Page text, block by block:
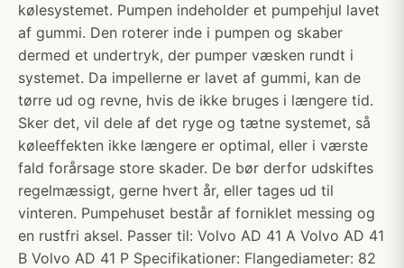
kølesystemet. Pumpen indeholder et pumpehjul lavet
af gummi. Den roterer inde i pumpen og skaber
dermed et undertryk, der pumper væsken rundt i
systemet. Da impellerne er lavet af gummi, kan de
tørre ud og revne, hvis de ikke bruges i længere tid.
Sker det, vil dele af det ryge og tætne systemet, så
køleeffekten ikke længere er optimal, eller i værste
fald forårsage store skader. De bør derfor udskiftes
regelmæssigt, gerne hvert år, eller tages ud til
vinteren. Pumpehuset består af forniklet messing og
en rustfri aksel. Passer til: Volvo AD 41 A Volvo AD 41
B Volvo AD 41 P Specifikationer: Flangediameter: 82